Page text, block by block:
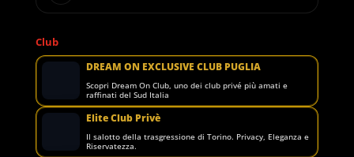
Club
DREAM ON EXCLUSIVE CLUB PUGLIA
Scopri Dream On Club, uno dei club privé più amati e
raffinati del Sud Italia
Elite Club Privè
Il salotto della trasgressione di Torino. Privacy, Eleganza e
Riservatezza.